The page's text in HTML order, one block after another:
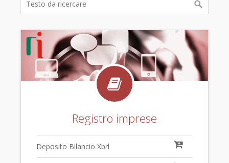
Registro imprese
Deposito Bilancio Xbrl